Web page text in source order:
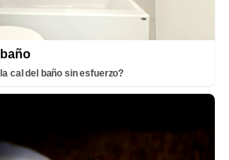
cal del baño sin esfuerzo?